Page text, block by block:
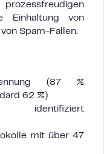
Einhaltung von
Spam-Fallen.
(87 %
62 %)
identifiziert
mit über 47